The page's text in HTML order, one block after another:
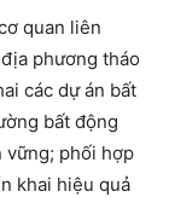
quan liên
phương tháo
các dự án bất
bất động
vững; phối hợp
khai hiệu quả